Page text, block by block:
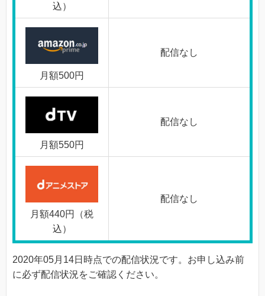
込）
月額500円
配信なし
月額550円
配信なし
月額440円（税
込）
配信なし
2020年05月14日時点での配信状況です。お申し込み前
に必ず配信状況をご確認ください。